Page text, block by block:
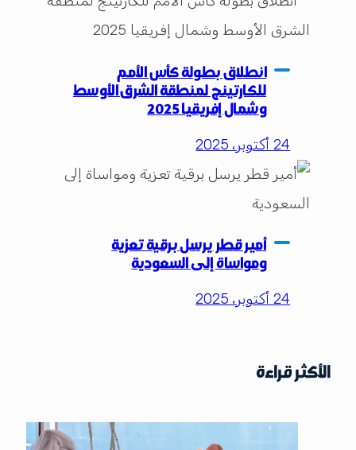
انطلاق بطولة كأس الأمم
للكارتينج لمنطقة الشرق الأوسط
وشمال إفريقيا 2025
24 أكتوبر، 2025
أمير قطر يرسل برقية تعزية
ومواساة إلى السعودية
24 أكتوبر، 2025
الأكثر قراءة